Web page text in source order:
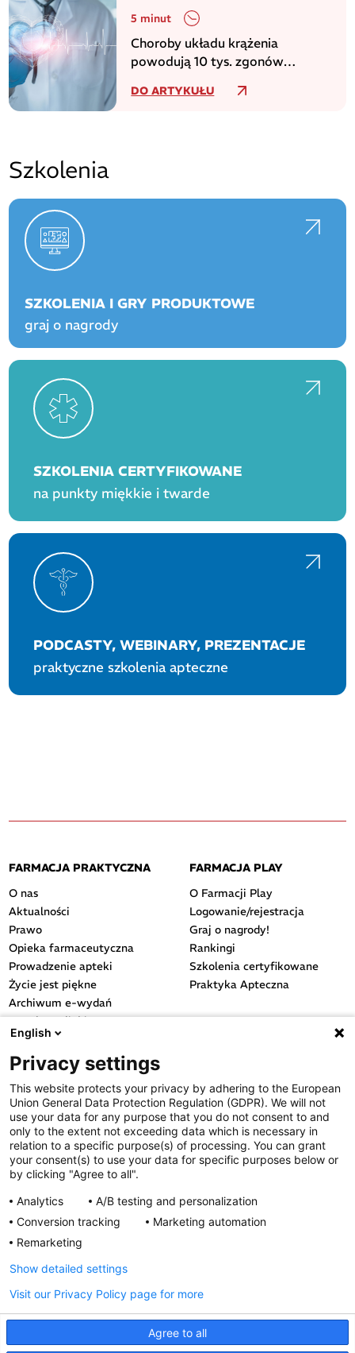
5 minut
Choroby układu krążenia
powodują 10 tys. zgonów
WHO
DO ARTYKUŁU
Szkolenia
SZKOLENIA I GRY PRODUKTOWE
graj o nagrody
SZKOLENIA CERTYFIKOWANE
na punkty miękkie i twarde
PODCASTY, WEBINARY, PREZENTACJE
praktyczne szkolenia apteczne
FARMACJA PRAKTYCZNA
O nas
Aktualności
Prawo
Opieka farmaceutyczna
Prowadzenie apteki
Życie jest piękne
Archiwum e-wydań
Przydatne linki
FARMACJA PLAY
O Farmacji Play
Logowanie/rejestracja
Graj o nagrody!
Rankingi
Szkolenia certyfikowane
Praktyka Apteczna
OGÓLNE
Polityka prywatności
Regulamin serwisu
Regulamin konkursu
Farmacja Play
Regulamin konkursu Lakcid
Regulamin konkursu Acard
Regulamin konkursu Biotebal
Regulamin konkursu Asmenol
Kontakt
PRODUKTY POLPHARMY
SOCIAL MEDIA
English
Privacy settings
This website protects your privacy by adhering to the European
Union General Data Protection Regulation (GDPR). We will not
use your data for any purpose that you do not consent to and
only to the extent not exceeding data which is necessary in
relation to a specific purpose(s) of processing. You can grant
your consent(s) to use your data for specific purposes below or
by clicking "Agree to all".
Analytics
A/B testing and personalization
Conversion tracking
Marketing automation
Remarketing
Agree to all
Show detailed settings
Visit our Privacy Policy page for more